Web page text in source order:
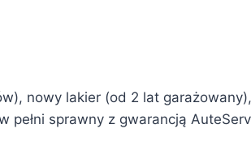
nowy lakier (od 2 lat garażowany),
pełni sprawny z gwarancją